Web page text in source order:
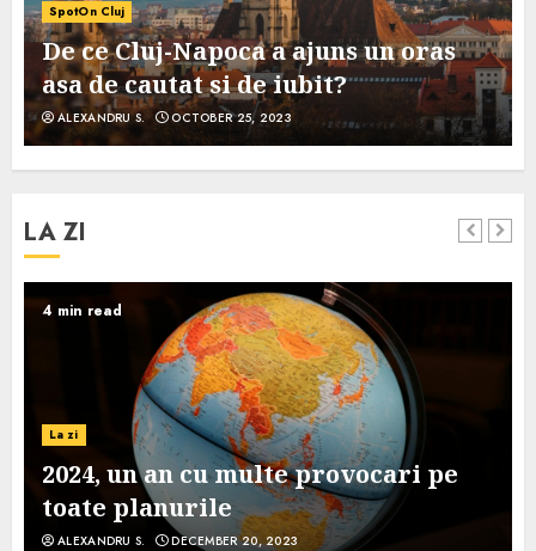
SpotOn Cluj
De ce Cluj-Napoca a ajuns un oras
asa de cautat si de iubit?
ALEXANDRU S. OCTOBER 25, 2023
LA ZI
4 min read
La zi
2024, un an cu multe provocari pe
toate planurile
ALEXANDRU S. DECEMBER 20, 2023